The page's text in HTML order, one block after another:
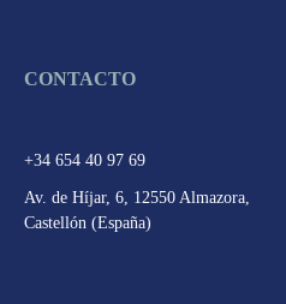
CONTACTO
+34 654 40 97 69
Av. de Híjar, 6, 12550 Almazora,
Castellón (España)